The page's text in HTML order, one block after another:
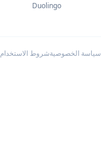
Duolingo
سياسة الخصوصيةشروط الاستخدام